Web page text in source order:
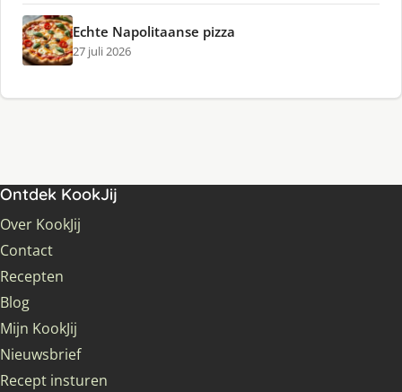
Echte Napolitaanse pizza
27 juli 2026
Ontdek KookJij
Over KookJij
Contact
Recepten
Blog
Mijn KookJij
Nieuwsbrief
Recept insturen